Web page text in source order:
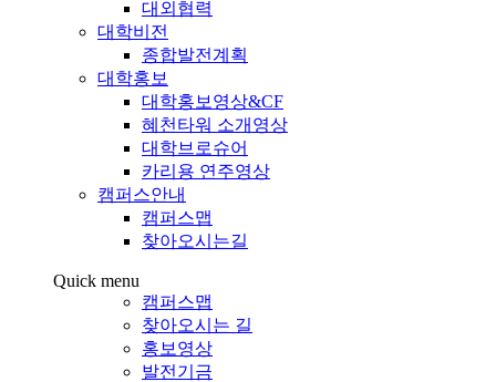
대외협력
대학비전
종합발전계획
대학홍보
대학홍보영상&CF
혜천타워 소개영상
대학브로슈어
카리용 연주영상
캠퍼스안내
캠퍼스맵
찾아오시는길
Quick menu
캠퍼스맵
찾아오시는 길
홍보영상
발전기금